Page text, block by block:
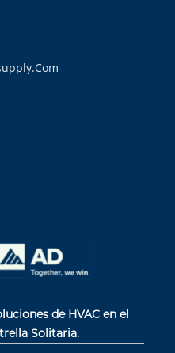
de HVAC en el
Solitaria.